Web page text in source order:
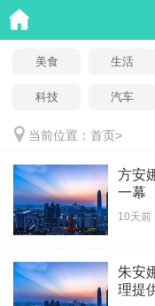
美食 生活
科技 汽车
当前位置： 首页>
方安
一幕
10天前
朱安
理提